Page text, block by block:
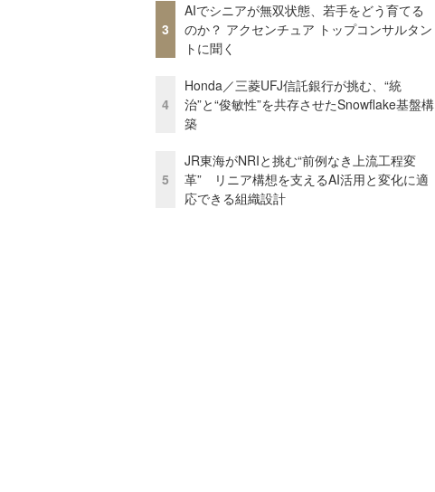
3
AIでシニアが無双状態、若手をどう育てる
のか？ アクセンチュア トップコンサルタン
トに聞く
4
Honda／三菱UFJ信託銀行が挑む、“統
治”と“俊敏性”を共存させたSnowflake基盤構
築
5
JR東海がNRIと挑む“前例なき上流工程変
革” リニア構想を支えるAI活用と変化に適
応できる組織設計